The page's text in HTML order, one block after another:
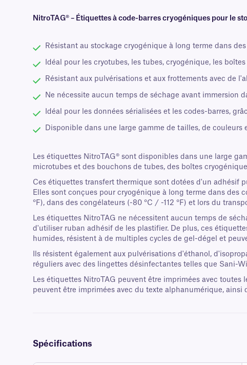
NitroTAG® – Étiquettes à code-barres cryogéniques pour le
Résistant au stockage cryogénique à long terme dans
Idéal pour les cryotubes, les tubes, cryogénique, les
Résistant aux pulvérisations et aux frottements avec de
Ne nécessite aucun temps de séchage avant immersion
Idéal pour les données sérialisées et les codes-barres,
Disponible dans une large gamme de tailles, de couleurs
Les étiquettes NitroTAG® sont disponibles dans une large
microtubes et des bouchons de tubes, des boîtes
Ces étiquettes transfert thermique sont dotées d'un adhésif
Elles sont conçues pour cryogénique à long terme dans
°F), dans des congélateurs (-80 °C / -112 °F) et lors du
Les étiquettes NitroTAG ne nécessitent aucun temps de
d'utiliser ruban adhésif de les plastifier. De plus, ces
humides, résistent à de multiples cycles de gel-dégel et
Ils résistent également aux pulvérisations d'éthanol,
réguliers avec des lingettes désinfectantes telles que Sani-
Les étiquettes NitroTAG peuvent être imprimées avec
peuvent être imprimées avec du texte alphanumérique, ainsi
Spécifications